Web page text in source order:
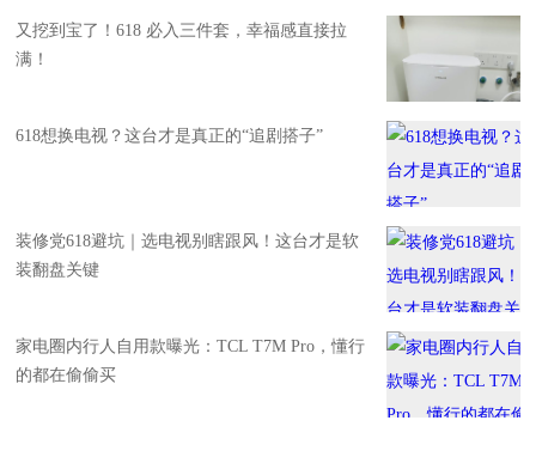
又挖到宝了！618 必入三件套，幸福感直接拉
满！
618想换电视？这台才是真正的“追剧搭子”
装修党618避坑｜选电视别瞎跟风！这台才是软
装翻盘关键
家电圈内行人自用款曝光：TCL T7M Pro，懂行
的都在偷偷买